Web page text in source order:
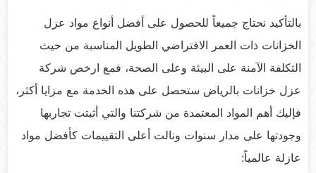
بالتأكيد نحتاج جميعاً للحصول على أفضل أنواع مواد عزل
الخزانات ذات العمر الافتراضي الطويل المناسبة من حيث
التكلفة الآمنة على البيئة وعلى الصحة، فمع ارخص شركة
عزل خزانات بالرياض ستحصل على هذه الخدمة مع مزايا أكثر،
فإليك أهم المواد المعتمدة من شركتنا والتي أثبتت تجاربها
وجودتها على مدار سنوات ونالت أعلى التقييمات كأفضل مواد
عازلة عالمياً: